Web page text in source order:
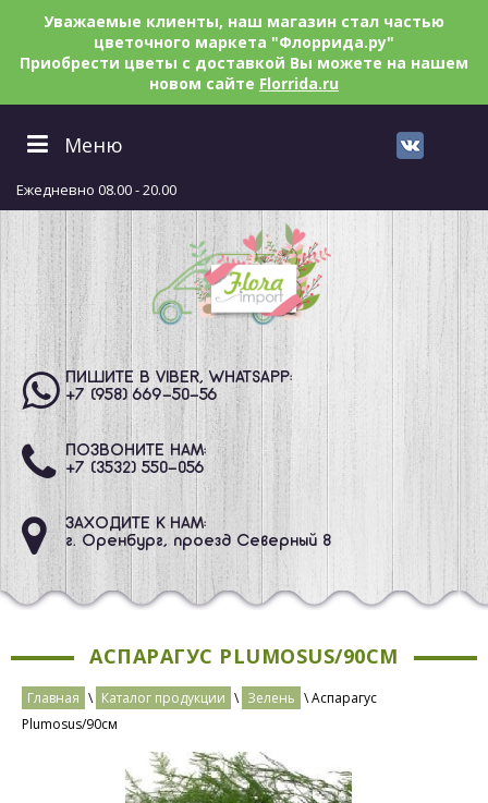
Уважаемые клиенты, наш магазин стал частью
цветочного маркета "Флоррида.ру"
Приобрести цветы с доставкой Вы можете на нашем
новом сайте Florrida.ru
Меню
Ежедневно 08.00 - 20.00
ПИШИТЕ В VIBER, WHATSAPP:
+7 (958) 669-50-56
ПОЗВОНИТЕ НАМ:
+7 (3532) 550-056
ЗАХОДИТЕ К НАМ:
г. Оренбург, проезд Северный 8
АСПАРАГУС PLUMOSUS/90СМ
Главная \ Каталог продукции \ Зелень \ Аспарагус
Plumosus/90см